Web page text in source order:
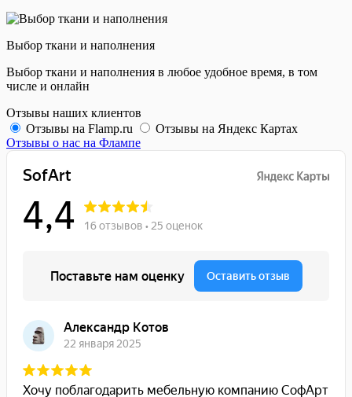
Выбор ткани и наполнения
Выбор ткани и наполнения в любое удобное время, в том
числе и онлайн
Отзывы наших клиентов
Отзывы на Flamp.ru
Отзывы на Яндекс Картах
Отзывы о нас на Флампе